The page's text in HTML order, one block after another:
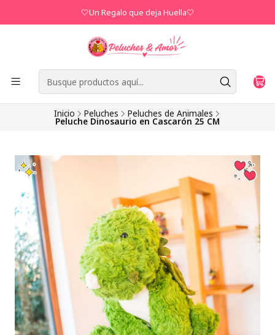
🤍Un Regalo que deja Huella🤍
Inicio Peluches Peluches de Animales
Peluche Dinosaurio en Cascarón 25 CM